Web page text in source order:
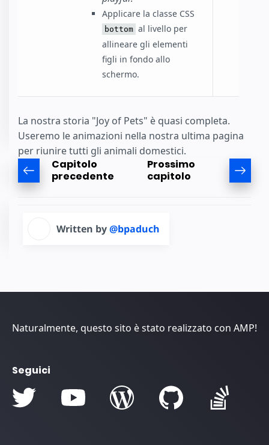
Applicare la classe CSS
bottom al livello per
allineare gli elementi
figli in fondo allo
schermo.
La nostra storia "Joy of Pets" è quasi completa.
Useremo le animazioni nella nostra ultima pagina
per riunire tutti gli animali domestici.
Capitolo
precedente
Prossimo
capitolo
Written by@bpaduch
Naturalmente, questo sito è stato realizzato con AMP!
Seguici